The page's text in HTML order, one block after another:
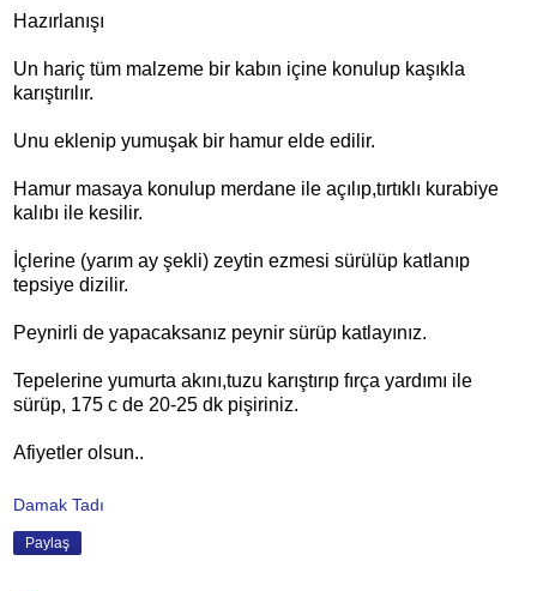
Hazırlanışı
Un hariç tüm malzeme bir kabın içine konulup kaşıkla
karıştırılır.
Unu eklenip yumuşak bir hamur elde edilir.
Hamur masaya konulup merdane ile açılıp,tırtıklı kurabiye
kalıbı ile kesilir.
İçlerine (yarım ay şekli) zeytin ezmesi sürülüp katlanıp
tepsiye dizilir.
Peynirli de yapacaksanız peynir sürüp katlayınız.
Tepelerine yumurta akını,tuzu karıştırıp fırça yardımı ile
sürüp, 175 c de 20-25 dk pişiriniz.
Afiyetler olsun..
Damak Tadı
Paylaş